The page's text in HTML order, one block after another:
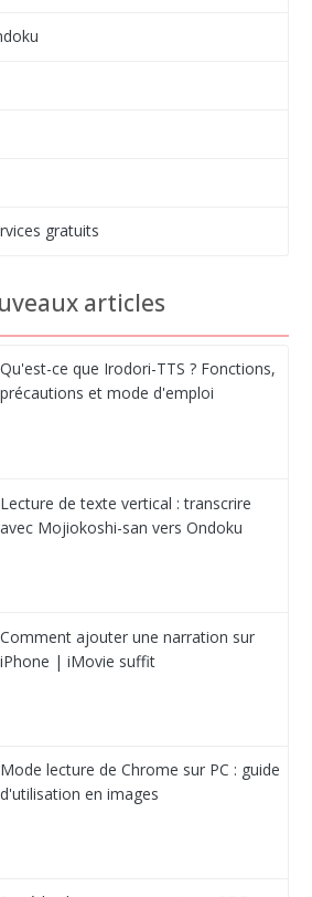
gratuits
articles
Qu'est-ce que Irodori-TTS ? Fonctions,
précautions et mode d'emploi
Lecture de texte vertical : transcrire
avec Mojiokoshi-san vers Ondoku
Comment ajouter une narration sur
iPhone | iMovie suffit
Mode lecture de Chrome sur PC : guide
d'utilisation en images